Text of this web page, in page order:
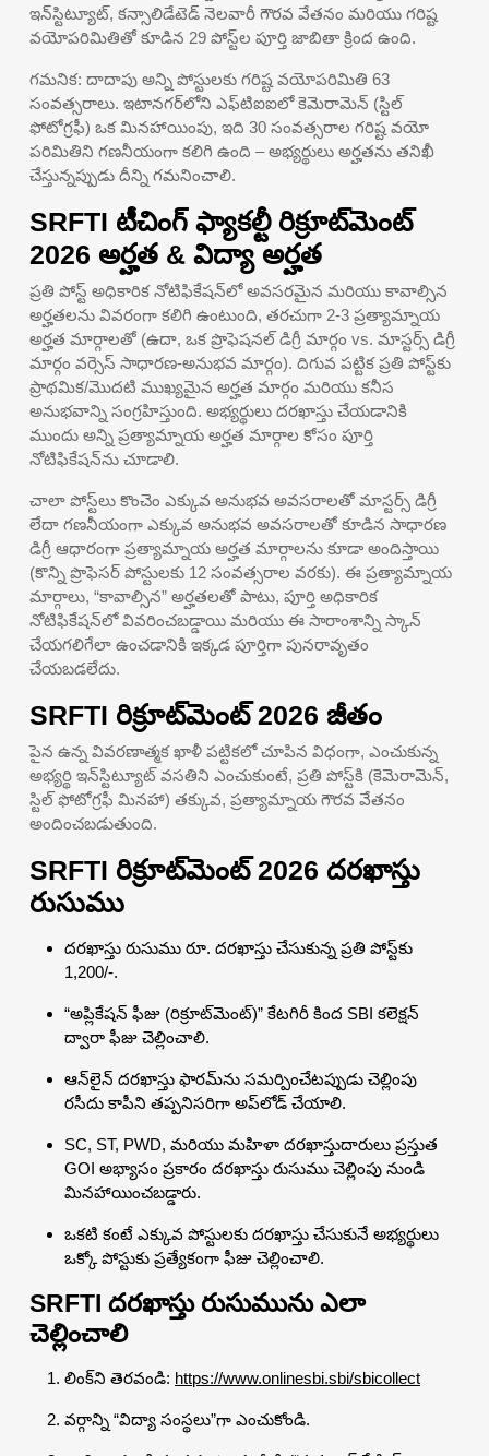
ఇన్‌స్టిట్యూట్, కన్సాలిడేటెడ్ నెలవారీ గౌరవ వేతనం మరియు గరిష్ట
వయోపరిమితితో కూడిన 29 పోస్ట్‌ల పూర్తి జాబితా క్రింద ఉంది.
గమనిక: దాదాపు అన్ని పోస్టులకు గరిష్ట వయోపరిమితి 63
సంవత్సరాలు. ఇటానగర్‌లోని ఎఫ్‌టిఐఐలో కెమెరామెన్ (స్టిల్
ఫోటోగ్రఫీ) ఒక మినహాయింపు, ఇది 30 సంవత్సరాల గరిష్ట వయో
పరిమితిని గణనీయంగా కలిగి ఉంది – అభ్యర్థులు అర్హతను తనిఖీ
చేస్తున్నప్పుడు దీన్ని గమనించాలి.
SRFTI టీచింగ్ ఫ్యాకల్టీ రిక్రూట్‌మెంట్
2026 అర్హత & విద్యా అర్హత
ప్రతి పోస్ట్ అధికారిక నోటిఫికేషన్‌లో అవసరమైన మరియు కావాల్సిన
అర్హతలను వివరంగా కలిగి ఉంటుంది, తరచుగా 2-3 ప్రత్యామ్నాయ
అర్హత మార్గాలతో (ఉదా, ఒక ప్రొఫెషనల్ డిగ్రీ మార్గం vs. మాస్టర్స్ డిగ్రీ
మార్గం వర్సెస్ సాధారణ-అనుభవ మార్గం). దిగువ పట్టిక ప్రతి పోస్ట్‌కు
ప్రాథమిక/మొదటి ముఖ్యమైన అర్హత మార్గం మరియు కనీస
అనుభవాన్ని సంగ్రహిస్తుంది. అభ్యర్థులు దరఖాస్తు చేయడానికి
ముందు అన్ని ప్రత్యామ్నాయ అర్హత మార్గాల కోసం పూర్తి
నోటిఫికేషన్‌ను చూడాలి.
చాలా పోస్ట్‌లు కొంచెం ఎక్కువ అనుభవ అవసరాలతో మాస్టర్స్ డిగ్రీ
లేదా గణనీయంగా ఎక్కువ అనుభవ అవసరాలతో కూడిన సాధారణ
డిగ్రీ ఆధారంగా ప్రత్యామ్నాయ అర్హత మార్గాలను కూడా అందిస్తాయి
(కొన్ని ప్రొఫెసర్ పోస్టులకు 12 సంవత్సరాల వరకు). ఈ ప్రత్యామ్నాయ
మార్గాలు, “కావాల్సిన” అర్హతలతో పాటు, పూర్తి అధికారిక
నోటిఫికేషన్‌లో వివరించబడ్డాయి మరియు ఈ సారాంశాన్ని స్కాన్
చేయగలిగేలా ఉంచడానికి ఇక్కడ పూర్తిగా పునరావృతం
చేయబడలేదు.
SRFTI రిక్రూట్‌మెంట్ 2026 జీతం
పైన ఉన్న వివరణాత్మక ఖాళీ పట్టికలో చూపిన విధంగా, ఎంచుకున్న
అభ్యర్థి ఇన్‌స్టిట్యూట్ వసతిని ఎంచుకుంటే, ప్రతి పోస్ట్‌కి (కెమెరామెన్,
స్టిల్ ఫోటోగ్రఫీ మినహా) తక్కువ, ప్రత్యామ్నాయ గౌరవ వేతనం
అందించబడుతుంది.
SRFTI రిక్రూట్‌మెంట్ 2026 దరఖాస్తు
రుసుము
దరఖాస్తు రుసుము రూ. దరఖాస్తు చేసుకున్న ప్రతి పోస్ట్‌కు
1,200/-.
“అప్లికేషన్ ఫీజు (రిక్రూట్‌మెంట్)” కేటగిరీ కింద SBI కలెక్షన్
ద్వారా ఫీజు చెల్లించాలి.
ఆన్‌లైన్ దరఖాస్తు ఫారమ్‌ను సమర్పించేటప్పుడు చెల్లింపు
రసీదు కాపీని తప్పనిసరిగా అప్‌లోడ్ చేయాలి.
SC, ST, PWD, మరియు మహిళా దరఖాస్తుదారులు ప్రస్తుత
GOI అభ్యాసం ప్రకారం దరఖాస్తు రుసుము చెల్లింపు నుండి
మినహాయించబడ్డారు.
ఒకటి కంటే ఎక్కువ పోస్టులకు దరఖాస్తు చేసుకునే అభ్యర్థులు
ఒక్కో పోస్టుకు ప్రత్యేకంగా ఫీజు చెల్లించాలి.
SRFTI దరఖాస్తు రుసుమును ఎలా
చెల్లించాలి
లింక్‌ని తెరవండి: https://www.onlinesbi.sbi/sbicollect
వర్గాన్ని “విద్యా సంస్థలు”గా ఎంచుకోండి.